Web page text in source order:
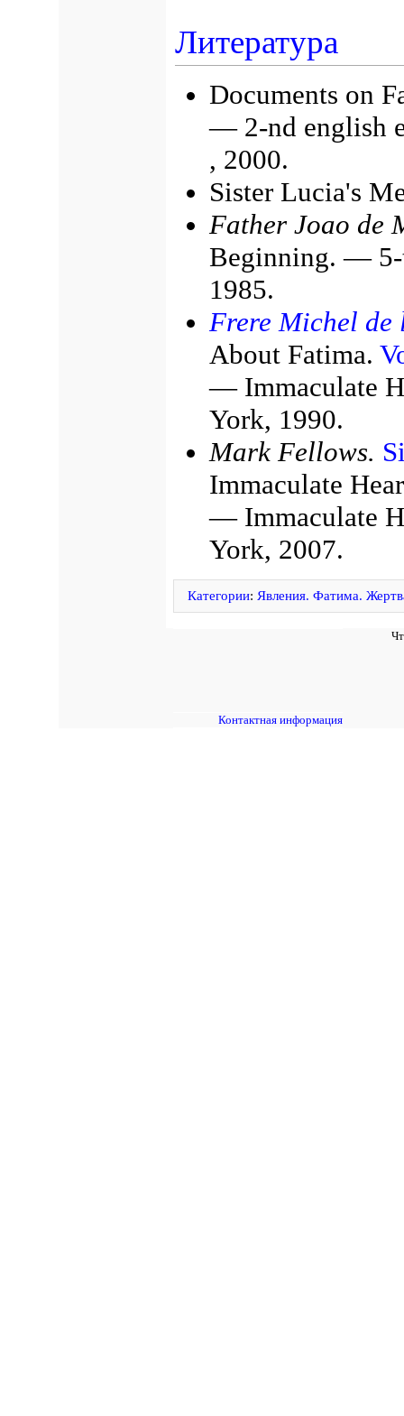
Литература
Documents on
— 2-nd english
, 2000.
Sister Lucia's
Father Joao de
Beginning. —
1985.
Frere Michel de
About Fatima.
— Immaculate
York, 1990.
Mark Fellows.
Immaculate
— Immaculate
York, 2007.
Категории: Явления. Фатима.
Контактная информация